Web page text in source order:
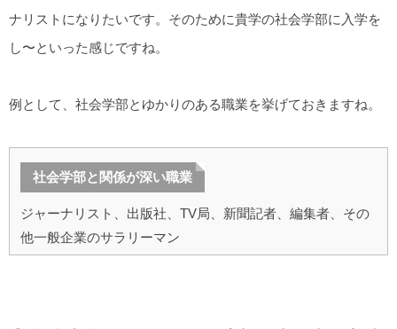
ナリストになりたいです。そのために貴学の社会学部に入学を
し〜といった感じですね。
例として、社会学部とゆかりのある職業を挙げておきますね。
社会学部と関係が深い職業
ジャーナリスト、出版社、TV局、新聞記者、編集者、その
他一般企業のサラリーマン